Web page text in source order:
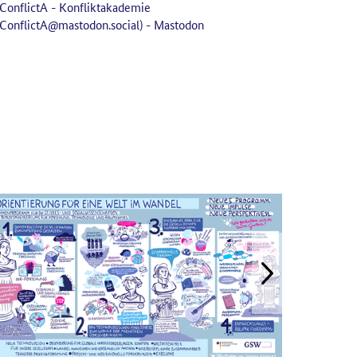
ConflictA - Konfliktakademie
- Mastodon